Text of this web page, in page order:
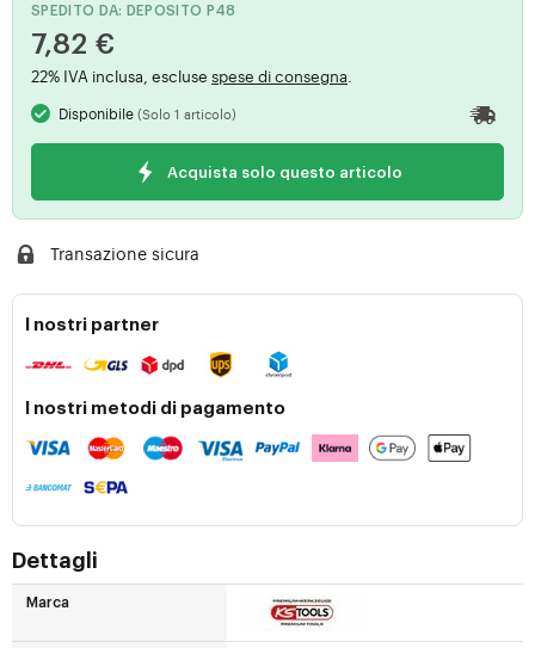
SPEDITO DA: DEPOSITO P48
7,82 €
22% IVA inclusa, escluse spese di consegna
Disponibile(Solo 1 articolo)
Acquista solo questo articolo
Transazione sicura
I nostri partner
I nostri metodi di pagamento
Dettagli
Marca